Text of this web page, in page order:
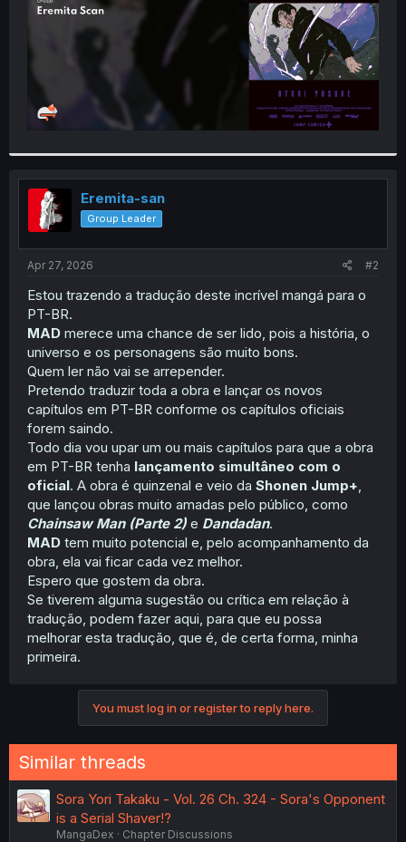
Eremita-san
Group Leader
Apr 27, 2026 #2
Estou trazendo a tradução deste incrível mangá para o
PT-BR.
MAD merece uma chance de ser lido, pois a história, o
universo e os personagens são muito bons.
Quem ler não vai se arrepender.
Pretendo traduzir toda a obra e lançar os novos
capítulos em PT-BR conforme os capítulos oficiais
forem saindo.
Todo dia vou upar um ou mais capítulos para que a obra
em PT-BR tenha lançamento simultâneo com o
oficial. A obra é quinzenal e veio da Shonen Jump+
que lançou obras muito amadas pelo público, como
Chainsaw Man (Parte 2) e Dandadan.
MAD tem muito potencial e, pelo acompanhamento da
obra, ela vai ficar cada vez melhor.
Espero que gostem da obra.
Se tiverem alguma sugestão ou crítica em relação à
tradução, podem fazer aqui, para que eu possa
melhorar esta tradução, que é, de certa forma, minha
primeira.
You must log in or register to reply here.
Similar threads
Sora Yori Takaku - Vol. 26 Ch. 324 - Sora's Opponent
is a Serial Shaver!?
MangaDex
Chapter Discussions